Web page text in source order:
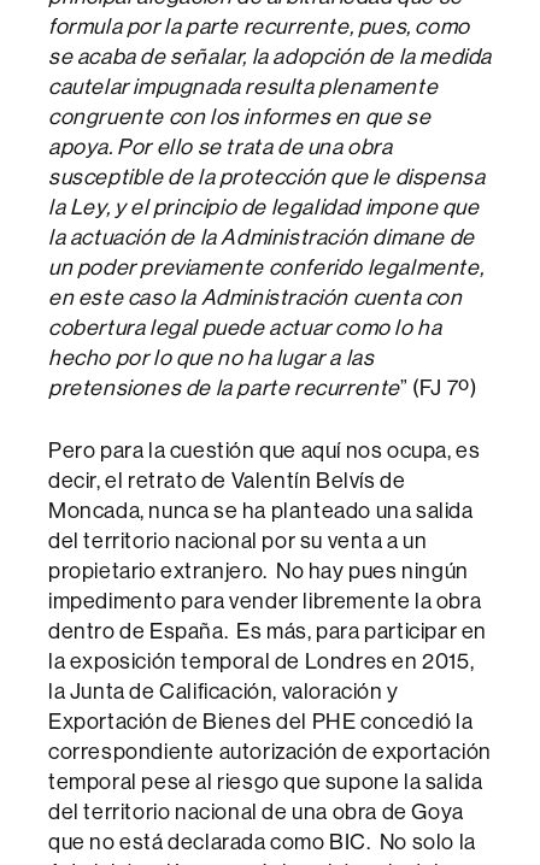
formula por la parte recurrente, pues, como
se acaba de señalar, la adopción de la medida
cautelar impugnada resulta plenamente
congruente con los informes en que se
apoya. Por ello se trata de una obra
susceptible de la protección que le dispensa
la Ley, y el principio de legalidad impone que
la actuación de la Administración dimane de
un poder previamente conferido legalmente,
en este caso la Administración cuenta con
cobertura legal puede actuar como lo ha
hecho por lo que no ha lugar a las
pretensiones de la parte recurrente” (FJ 7º)
Pero para la cuestión que aquí nos ocupa, es
decir, el retrato de Valentín Belvís de
Moncada, nunca se ha planteado una salida
del territorio nacional por su venta a un
propietario extranjero. No hay pues ningún
impedimento para vender libremente la obra
dentro de España. Es más, para participar en
la exposición temporal de Londres en 2015,
la Junta de Calificación, valoración y
Exportación de Bienes del PHE concedió la
correspondiente autorización de exportación
temporal pese al riesgo que supone la salida
del territorio nacional de una obra de Goya
que no está declarada como BIC. No solo la